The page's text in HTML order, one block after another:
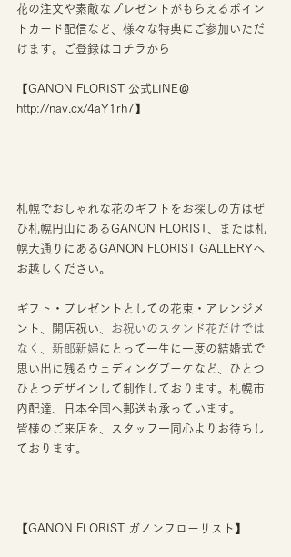
花の注文や素敵なプレゼントがもらえるポイン
トカード配信など、様々な特典にご参加いただ
けます。ご登録はコチラから
【GANON FLORIST 公式LINE＠
http://nav.cx/4aY1rh7】
札幌でおしゃれな花のギフトをお探しの方はぜ
ひ札幌円山にあるGANON FLORIST、または札
幌大通りにあるGANON FLORIST GALLERYへ
お越しください。
ギフト・プレゼントとしての花束・アレンジメ
ント、開店祝い 、お祝いのスタンド花だけでは
なく、新郎新婦 にとって一生に一度の結婚式で
思い出に残るウェディングブーケなど、ひとつ
ひとつデザインして制作しております。札幌市
内配達、日本全国へ郵送も承っています。
皆様のご来店を、スタッフ一同心よりお待ちし
ております。
【GANON FLORIST ガノンフローリスト】